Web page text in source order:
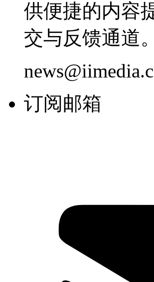
供便捷的内容
交与反馈通道。
订阅邮箱